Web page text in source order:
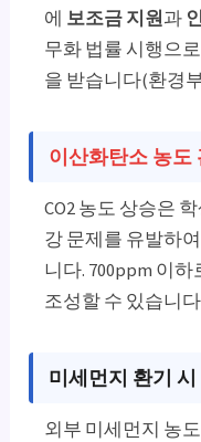
에 보조금 지원과
무화 법률 시행으
을 받습니다(환경
이산화탄소 농도
CO2 농도 상승은
강 문제를 유발하
니다. 700ppm 이
조성할 수 있습니
미세먼지 환기
외부 미세먼지 농